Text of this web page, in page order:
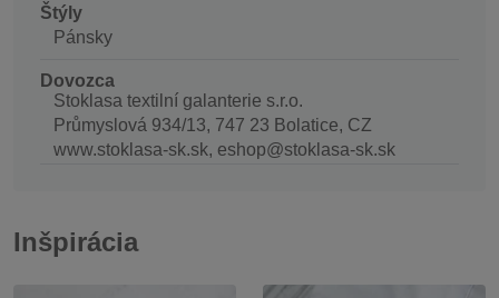
Štýly
Pánsky
Dovozca
Stoklasa textilní galanterie s.r.o.
Průmyslová 934/13, 747 23 Bolatice, CZ
www.stoklasa-sk.sk, eshop@stoklasa-sk.sk
Inšpirácia